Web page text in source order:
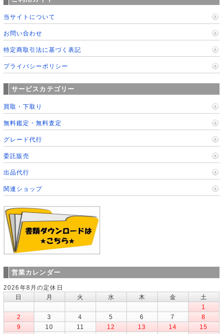
当サイトについて
お問い合わせ
特定商取引法に基づく表記
プライバシーポリシー
サービスカテゴリー
買取・下取り
無料鑑定・無料査定
グレード代行
委託販売
出品代行
関連ショップ
営業カレンダー
2026年8月の定休日
日
月 火 水 木 金
土
1
2
3 4 5 6 7
8
9
10 11 12 13 14
15